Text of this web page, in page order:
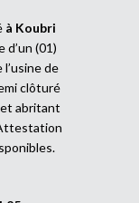
à Koubri
d’un (01)
de
clôturé
abritant